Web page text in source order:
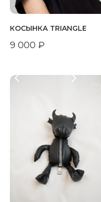
КОСЫНКА TRIANGLE
9 000 ₽